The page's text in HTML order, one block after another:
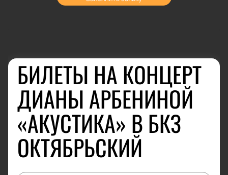
БИЛЕТЫ НА КОНЦЕРТ
ДИАНЫ АРБЕНИНОЙ
«АКУСТИКА» В БКЗ
ОКТЯБРЬСКИЙ